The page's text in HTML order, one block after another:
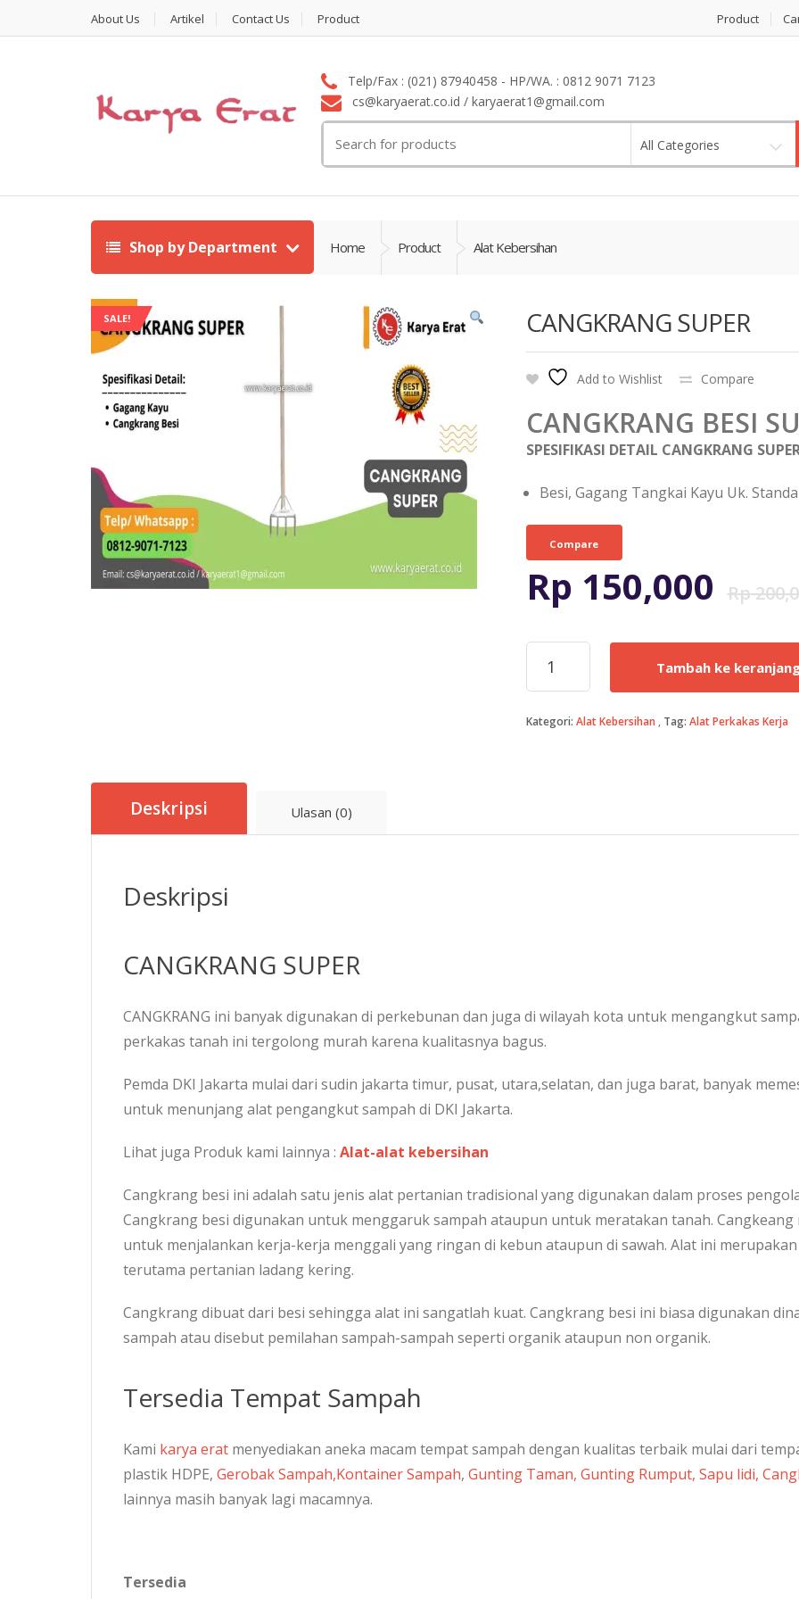
About Us Artikel Contact Us Product Product
Telp/Fax : (021) 87940458 - HP/WA. : 0812 9071 7123
cs@karyaerat.co.id / karyaerat1@gmail.com
for:
All Categories
Shop by Department Home Product Alat Kebersihan
SALE! CANGKRANG SUPER
Add to Wishlist Compare
CANGKRANG BESI
SPESIFIKASI DETAIL CANGKRANG
Besi, Gagang Tangkai Kayu Uk.
Compare
Rp
Rp 150,000
Kuantitas
CANGKRANG
SUPER
Tambah ke
Kategori: Alat Kebersihan Tag: Alat Perkakas Kerja
Deskripsi Ulasan (0)
Deskripsi
CANGKRANG SUPER
CANGKRANG ini banyak digunakan di perkebunan dan juga di wilayah kota untuk mengangkut
perkakas tanah ini tergolong murah karena kualitasnya bagus.
Pemda DKI Jakarta mulai dari sudin jakarta timur, pusat, utara,selatan, dan juga barat, banyak
untuk menunjang alat pengangkut sampah di DKI Jakarta.
Lihat juga Produk kami lainnya : Alat-alat kebersihan
Cangkrang besi ini adalah satu jenis alat pertanian tradisional yang digunakan dalam proses
Cangkrang besi digunakan untuk menggaruk sampah ataupun untuk meratakan tanah.
untuk menjalankan kerja-kerja menggali yang ringan di kebun ataupun di sawah. Alat ini
terutama pertanian ladang kering.
Cangkrang dibuat dari besi sehingga alat ini sangatlah kuat. Cangkrang besi ini biasa digunakan
sampah atau disebut pemilahan sampah-sampah seperti organik ataupun non organik.
Tersedia Tempat Sampah
Kami karya erat menyediakan aneka macam tempat sampah dengan kualitas terbaik mulai dari
plastik HDPE, Gerobak Sampah,Kontainer Sampah, Gunting Taman, Gunting Rumput, Sapu lidi,
lainnya masih banyak lagi macamnya.
Tersedia